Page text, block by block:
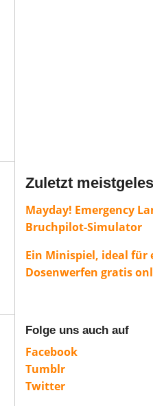
Zuletzt
Mayday! Emergency
Bruchpilot-Simulator
Ein Minispiel, ideal für
Dosenwerfen gratis
Folge uns auch auf
Facebook
Tumblr
Twitter